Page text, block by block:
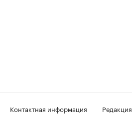
Контактная информация Редакция